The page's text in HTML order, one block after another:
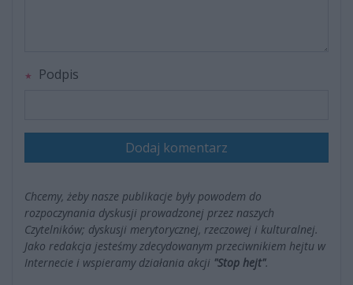
Podpis
Dodaj komentarz
Chcemy, żeby nasze publikacje były powodem do
rozpoczynania dyskusji prowadzonej przez naszych
Czytelników; dyskusji merytorycznej, rzeczowej i kulturalnej.
Jako redakcja jesteśmy zdecydowanym przeciwnikiem hejtu w
Internecie i wspieramy działania akcji "Stop hejt".